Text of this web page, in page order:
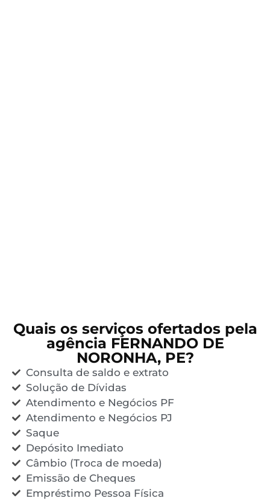
Quais os serviços ofertados pela
agência FERNANDO DE
NORONHA, PE?
Consulta de saldo e extrato
Solução de Dívidas
Atendimento e Negócios PF
Atendimento e Negócios PJ
Saque
Depósito Imediato
Câmbio (Troca de moeda)
Emissão de Cheques
Empréstimo Pessoa Física